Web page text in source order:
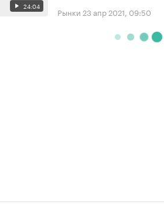
24:04 Рынки 23 апр 2021, 09:50